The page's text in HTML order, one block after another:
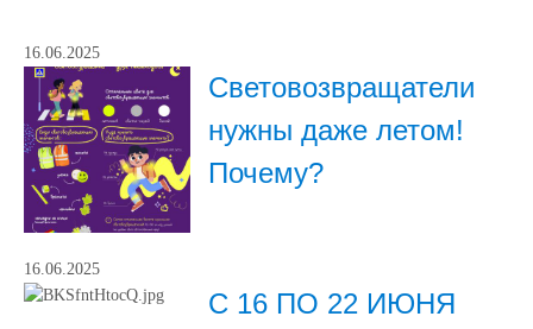
16.06.2025
Световозвращатели
нужны даже летом!
Почему?
16.06.2025
С 16 ПО 22 ИЮНЯ